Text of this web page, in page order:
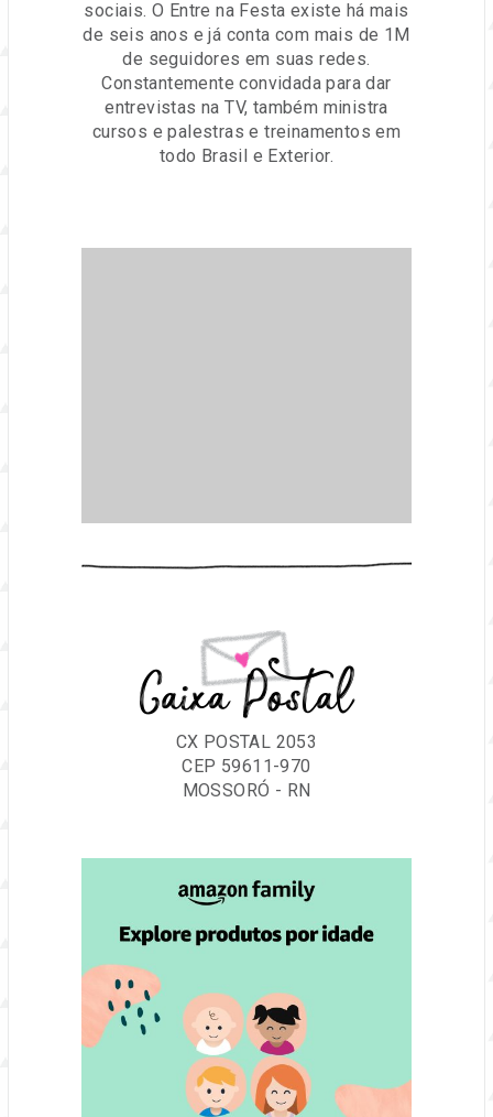
sociais. O Entre na Festa existe há mais
de seis anos e já conta com mais de 1M
de seguidores em suas redes.
Constantemente convidada para dar
entrevistas na TV, também ministra
cursos e palestras e treinamentos em
todo Brasil e Exterior.
Caixa Postal
CX POSTAL 2053
CEP 59611-970
MOSSORÓ - RN